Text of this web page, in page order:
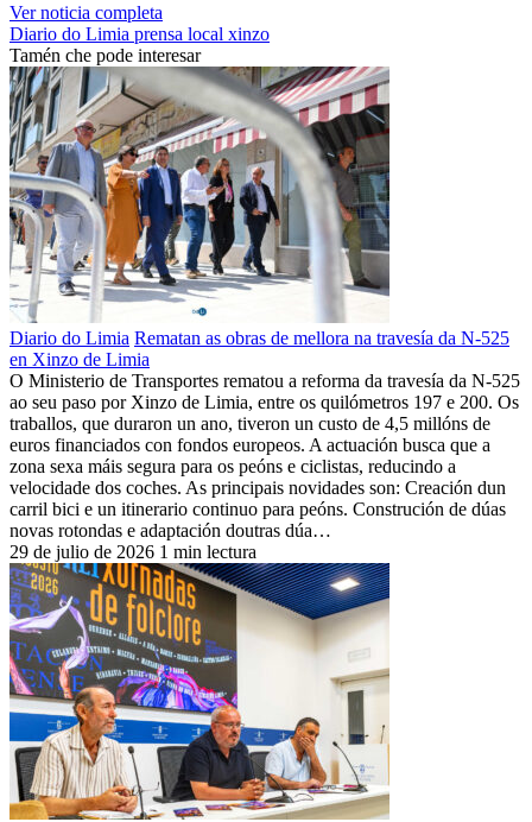
Ver noticia completa
Diario do Limia prensa local xinzo
Tamén che pode interesar
Diario do Limia Rematan as obras de mellora na travesía da N-525
en Xinzo de Limia
O Ministerio de Transportes rematou a reforma da travesía da N-525
ao seu paso por Xinzo de Limia, entre os quilómetros 197 e 200. Os
traballos, que duraron un ano, tiveron un custo de 4,5 millóns de
euros financiados con fondos europeos. A actuación busca que a
zona sexa máis segura para os peóns e ciclistas, reducindo a
velocidade dos coches. As principais novidades son: Creación dun
carril bici e un itinerario continuo para peóns. Construción de dúas
novas rotondas e adaptación doutras dúa…
29 de julio de 2026 1 min lectura